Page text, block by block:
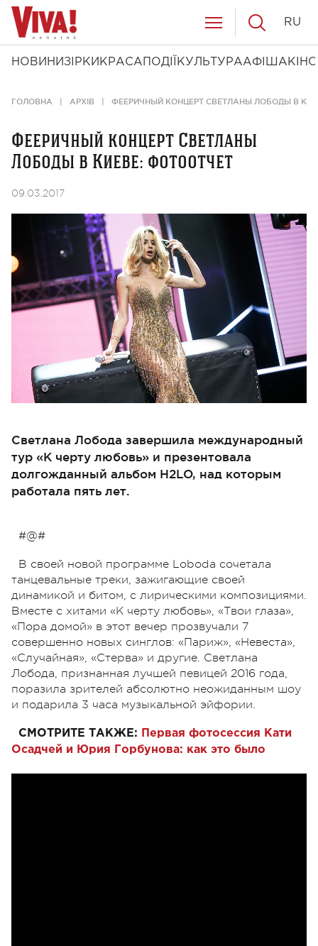
НОВИНИ ЗІРКИ КРАСА ПОДІЇ КУЛЬТУРААФІША КІНО
RU
ГОЛОВНА АРХІВ ФЕЕРИЧНЫЙ КОНЦЕРТ СВЕТЛАНЫ ЛОБОДЫ В
Фееричный концерт Светланы
Лободы в Киеве: фотоотчет
09.03.2017
Светлана Лобода завершила международный
тур «К черту любовь» и презентовала
долгожданный альбом H2LO, над которым
работала пять лет.
#@#
В своей новой программе Loboda сочетала
танцевальные треки, зажигающие своей
динамикой и битом, с лирическими композициями.
Вместе с хитами «К черту любовь», «Твои глаза»,
«Пора домой» в этот вечер прозвучали 7
совершенно новых синглов: «Париж», «Невеста»,
«Случайная», «Стерва» и другие. Светлана
Лобода, признанная лучшей певицей 2016 года,
поразила зрителей абсолютно неожиданным шоу
и подарила 3 часа музыкальной эйфории.
СМОТРИТЕ ТАКЖЕ:
Первая фотосессия Кати
Осадчей и Юрия Горбунова: как это было